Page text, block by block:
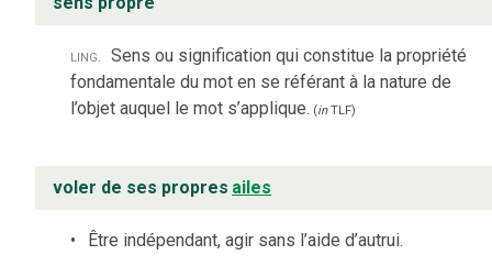
ling. Sens ou signification qui constitue la propriété
fondamentale du mot en se référant à la nature de
l’objet auquel le mot s’applique. (inTLF)
voler de ses propres ailes
Être indépendant, agir sans l’aide d’autrui.